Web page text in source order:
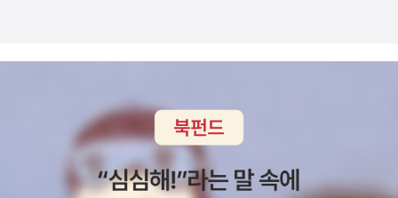
의 시행착오도 같고 노화의 진행에 한탄하는 것도 대공감. 요즘 진짜
고.왜 그렇게 '대명사'로만 이야기하는지. 웹툰상 '천개번둥'인데도 나
역시 아무렇지도 않게 넘겼다. 남편인 뚱씨가 야외에 나가 신록을 순
록이라고 한 것도 웃겼다. 대망의 빵 터짐은 어버이날 아들의 카드. 유
니세프 후원 아동이 쓴 카드인듯하다는 거. 요번 5월에 학교에서 선